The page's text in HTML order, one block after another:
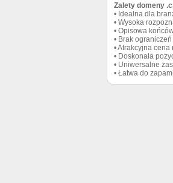
Zalety domeny
• Idealna dla
• Wysoka
• Opisowa
• Brak
• Atrakcyjna cena
• Doskonała
• Uniwersalne
• Łatwa do